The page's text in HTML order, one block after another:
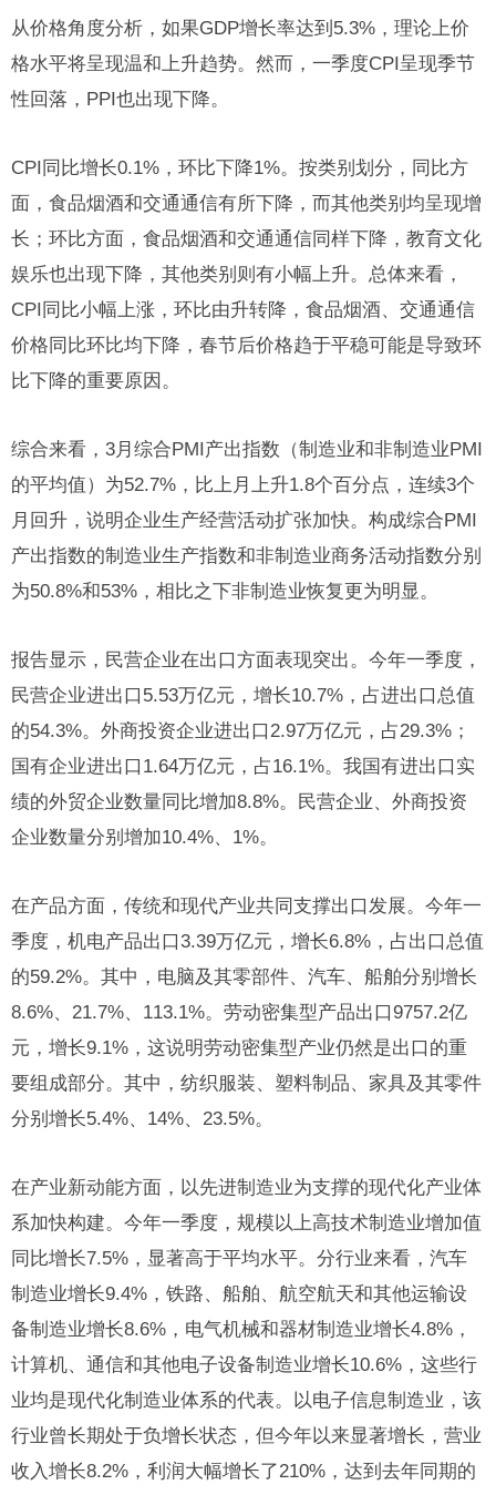
从价格角度分析，如果GDP增长率达到5.3%，理论上价
格水平将呈现温和上升趋势。然而，一季度CPI呈现季节
性回落，PPI也出现下降。
CPI同比增长0.1%，环比下降1%。按类别划分，同比方
面，食品烟酒和交通通信有所下降，而其他类别均呈现增
长；环比方面，食品烟酒和交通通信同样下降，教育文化
娱乐也出现下降，其他类别则有小幅上升。总体来看，
CPI同比小幅上涨，环比由升转降，食品烟酒、交通通信
价格同比环比均下降，春节后价格趋于平稳可能是导致环
比下降的重要原因。
综合来看，3月综合PMI产出指数（制造业和非制造业PMI
的平均值）为52.7%，比上月上升1.8个百分点，连续3个
月回升，说明企业生产经营活动扩张加快。构成综合PMI
产出指数的制造业生产指数和非制造业商务活动指数分别
为50.8%和53%，相比之下非制造业恢复更为明显。
报告显示，民营企业在出口方面表现突出。今年一季度，
民营企业进出口5.53万亿元，增长10.7%，占进出口总值
的54.3%。外商投资企业进出口2.97万亿元，占29.3%；
国有企业进出口1.64万亿元，占16.1%。我国有进出口实
绩的外贸企业数量同比增加8.8%。民营企业、外商投资
企业数量分别增加10.4%、1%。
在产品方面，传统和现代产业共同支撑出口发展。今年一
季度，机电产品出口3.39万亿元，增长6.8%，占出口总值
的59.2%。其中，电脑及其零部件、汽车、船舶分别增长
8.6%、21.7%、113.1%。劳动密集型产品出口9757.2亿
元，增长9.1%，这说明劳动密集型产业仍然是出口的重
要组成部分。其中，纺织服装、塑料制品、家具及其零件
分别增长5.4%、14%、23.5%。
在产业新动能方面，以先进制造业为支撑的现代化产业体
系加快构建。今年一季度，规模以上高技术制造业增加值
同比增长7.5%，显著高于平均水平。分行业来看，汽车
制造业增长9.4%，铁路、船舶、航空航天和其他运输设
备制造业增长8.6%，电气机械和器材制造业增长4.8%，
计算机、通信和其他电子设备制造业增长10.6%，这些行
业均是现代化制造业体系的代表。以电子信息制造业，该
行业曾长期处于负增长状态，但今年以来显著增长，营业
收入增长8.2%，利润大幅增长了210%，达到去年同期的